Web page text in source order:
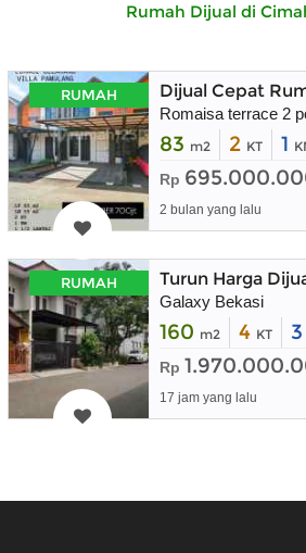
Rumah Dijual di
RUMAH Dijual Cepat
Romaisa terrace 2
83 m2 2 KT 1
Rp
2 bulan yang lalu
RUMAH Turun Harga
Galaxy Bekasi
160 m2 4 KT 3
Rp
17 jam yang lalu